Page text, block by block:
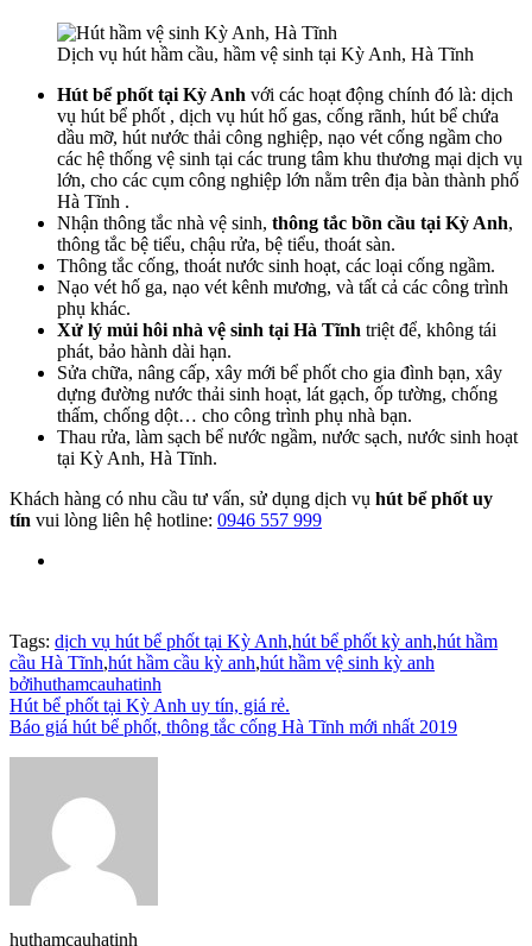
Dịch vụ hút hầm cầu, hầm vệ sinh tại Kỳ Anh, Hà Tĩnh
Hút bể phốt tại Kỳ Anh với các hoạt động chính đó là: dịch
vụ hút bể phốt , dịch vụ hút hố gas, cống rãnh, hút bể chứa
dầu mỡ, hút nước thải công nghiệp, nạo vét cống ngầm cho
các hệ thống vệ sinh tại các trung tâm khu thương mại dịch vụ
lớn, cho các cụm công nghiệp lớn nằm trên địa bàn thành phố
Hà Tĩnh .
Nhận thông tắc nhà vệ sinh, thông tắc bồn cầu tại Kỳ Anh,
thông tắc bệ tiểu, chậu rửa, bệ tiểu, thoát sàn.
Thông tắc cống, thoát nước sinh hoạt, các loại cống ngầm.
Nạo vét hố ga, nạo vét kênh mương, và tất cả các công trình
phụ khác.
Xử lý mủi hôi nhà vệ sinh tại Hà Tĩnh triệt để, không tái
phát, bảo hành dài hạn.
Sửa chữa, nâng cấp, xây mới bể phốt cho gia đình bạn, xây
dựng đường nước thải sinh hoạt, lát gạch, ốp tường, chống
thấm, chống dột… cho công trình phụ nhà bạn.
Thau rửa, làm sạch bể nước ngầm, nước sạch, nước sinh hoạt
tại Kỳ Anh, Hà Tĩnh.
Khách hàng có nhu cầu tư vấn, sử dụng dịch vụ hút bể phốt uy
tín vui lòng liên hệ hotline: 0946 557 999
Tags: dịch vụ hút bể phốt tại Kỳ Anh,hút bể phốt kỳ anh,hút hầm
cầu Hà Tĩnh,hút hầm cầu kỳ anh,hút hầm vệ sinh kỳ anh
bởihuthamcauhatinh
Điều
hướng
Hút bể phốt tại Kỳ Anh uy tín, giá rẻ.
Báo giá hút bể phốt, thông tắc cống Hà Tĩnh mới nhất 2019
huthamcauhatinh